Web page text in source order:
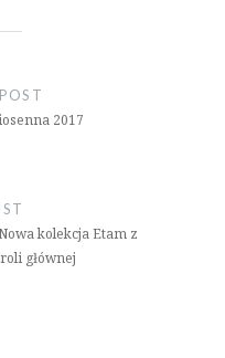
2017
kolekcja Etam z
głównej